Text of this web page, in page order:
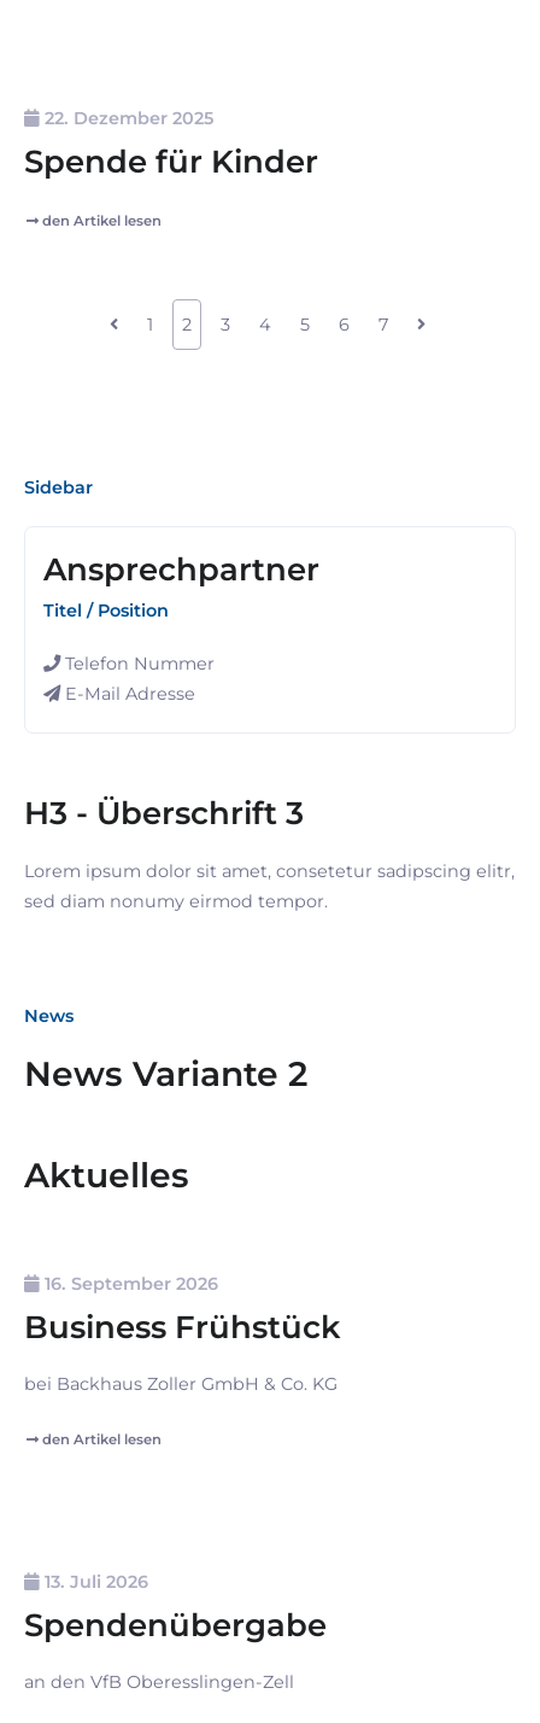
22. Dezember 2025
Spende für Kinder
den Artikel lesen
1 2 3 4 5 6 7
Sidebar
Ansprechpartner
Titel / Position
Telefon Nummer
E-Mail Adresse
H3 - Überschrift 3
Lorem ipsum dolor sit amet, consetetur sadipscing elitr,
sed diam nonumy eirmod tempor.
News
News Variante 2
Aktuelles
16. September 2026
Business Frühstück
bei Backhaus Zoller GmbH & Co. KG
den Artikel lesen
13. Juli 2026
Spendenübergabe
an den VfB Oberesslingen-Zell